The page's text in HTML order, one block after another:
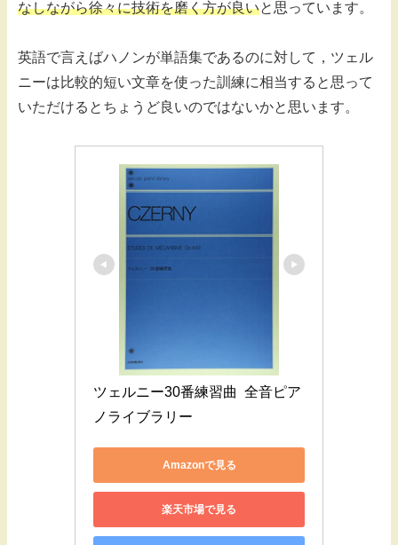
なしながら徐々に技術を磨く方が良いと思っています。
英語で言えばハノンが単語集であるのに対して，ツェル
ニーは比較的短い文章を使った訓練に相当すると思って
いただけるとちょうど良いのではないかと思います。
ツェルニー30番練習曲  全音ピア
ノライブラリー
Amazonで見る
楽天市場で見る